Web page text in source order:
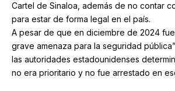
Cartel de Sinaloa, además de no contar
para estar de forma legal en el país.
A pesar de que en diciembre de 2024
grave amenaza para la seguridad
las autoridades estadounidenses
no era prioritario y no fue arrestado en